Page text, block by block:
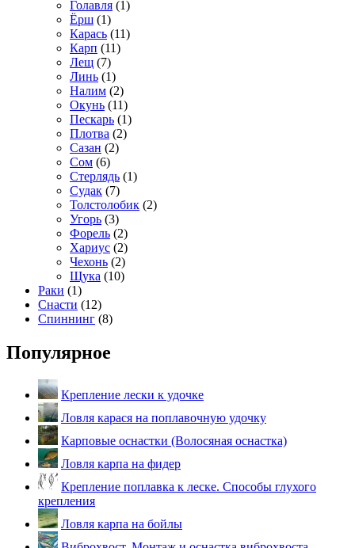
Голавля (1)
Ёрш (1)
Карась (11)
Карп (11)
Лещ (7)
Линь (1)
Налим (2)
Окунь (11)
Пескарь (1)
Плотва (2)
Сазан (2)
Сом (6)
Стерлядь (1)
Судак (7)
Толстолобик (2)
Угорь (3)
Форель (2)
Хариус (2)
Чехонь (2)
Щука (10)
Раки (1)
Снасти (12)
Спиннинг (8)
Популярное
Крепление лески к удочке
Ловля карася на поплавочную удочку
Карповые оснастки (Волосяная оснастка)
Ловля карпа на фидер
Крепление поплавка к леске. Способы глухого
крепления
Ловля карпа на бойлы